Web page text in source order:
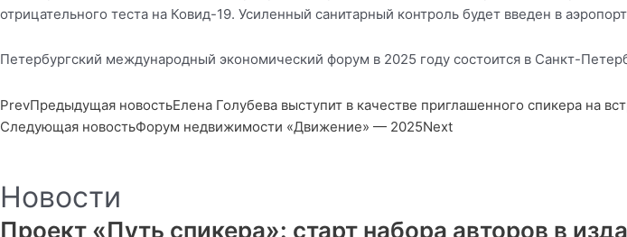
отрицательного теста на Ковид-19. Усиленный санитарный контроль будет введен в
Петербургский международный экономический форум в 2025 году состоится в Санкт-
PrevПредыдущая новостьЕлена Голубева выступит в качестве приглашенного спикера на
Следующая новостьФорум недвижимости «Движение» — 2025Next
Новости
Проект «Путь спикера»: старт набора авторов в